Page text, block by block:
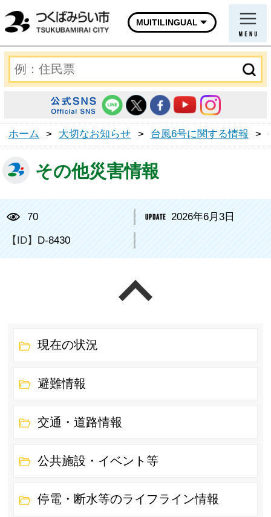
MUITILINGUAL
ホーム > 大切なお知らせ > 台風6号に関する情報 >
その他災害情報
70 2026年6月3日
【ID】 D-8430
現在の状況
避難情報
交通・道路情報
公共施設・イベント等
停電・断水等のライフライン情報